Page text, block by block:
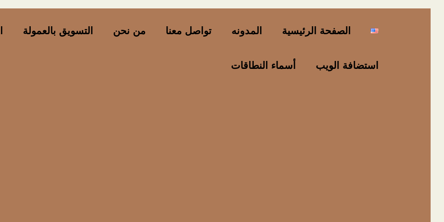
الصفحة الرئيسية المدونه تواصل معنا من نحن التسويق بالعمولة
استضافة الويب أسماء النطاقات